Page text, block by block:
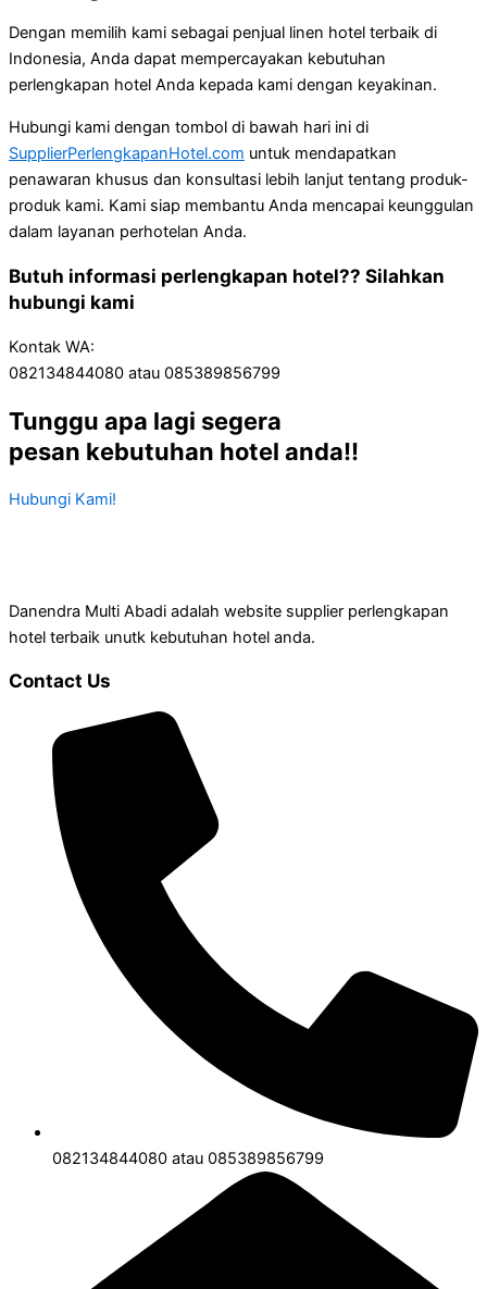
Dengan memilih kami sebagai penjual linen hotel terbaik di
Indonesia, Anda dapat mempercayakan kebutuhan
perlengkapan hotel Anda kepada kami dengan keyakinan.
Hubungi kami dengan tombol di bawah hari ini di
SupplierPerlengkapanHotel.com untuk mendapatkan
penawaran khusus dan konsultasi lebih lanjut tentang produk-
produk kami. Kami siap membantu Anda mencapai keunggulan
dalam layanan perhotelan Anda.
Butuh informasi perlengkapan hotel?? Silahkan
hubungi kami
Kontak WA:
082134844080 atau 085389856799
Tunggu apa lagi segera
pesan kebutuhan hotel anda!!
Hubungi Kami!
Danendra Multi Abadi adalah website supplier perlengkapan
hotel terbaik unutk kebutuhan hotel anda.
Contact Us
082134844080 atau 085389856799